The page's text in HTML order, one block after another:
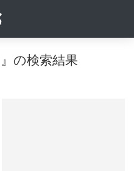
の検索結果